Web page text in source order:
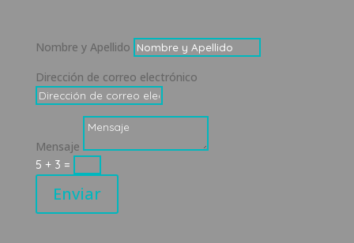
Nombre y Apellido
Dirección de correo electrónico
Mensaje
5 + 3 =
Enviar